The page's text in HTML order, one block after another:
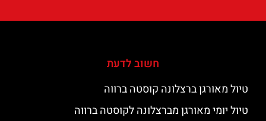
חשוב לדעת
טיול מאורגן ברצלונה קוסטה ברווה
טיול יומי מאורגן מברצלונה לקוסטה ברווה